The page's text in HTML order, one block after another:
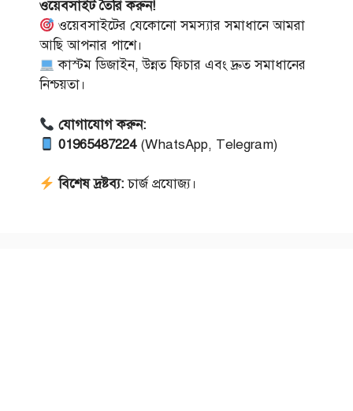
ওয়েবসাইট তৈরি করুন!
ওয়েবসাইটের যেকোনো সমস্যার সমাধানে আমরা
আছি আপনার পাশে।
কাস্টম ডিজাইন, উন্নত ফিচার এবং দ্রুত সমাধানের
নিশ্চয়তা।
যোগাযোগ করুন:
01965487224(WhatsApp, Telegram)
বিশেষ দ্রষ্টব্য:চার্জ প্রযোজ্য।